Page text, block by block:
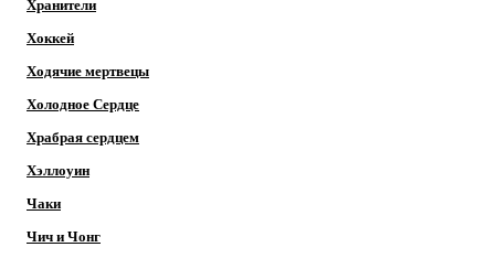
Хранители
Хоккей
Ходячие мертвецы
Холодное Сердце
Храбрая сердцем
Хэллоуин
Чаки
Чич и Чонг